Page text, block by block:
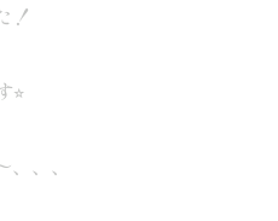
！
、、